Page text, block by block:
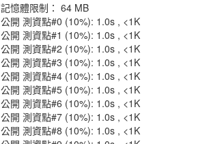
記憶體限制： 64 MB
公開 測資點#0 (10%): 1.0s , <1K
公開 測資點#1 (10%): 1.0s , <1K
公開 測資點#2 (10%): 1.0s , <1K
公開 測資點#3 (10%): 1.0s , <1K
公開 測資點#4 (10%): 1.0s , <1K
公開 測資點#5 (10%): 1.0s , <1K
公開 測資點#6 (10%): 1.0s , <1K
公開 測資點#7 (10%): 1.0s , <1K
公開 測資點#8 (10%): 1.0s , <1K